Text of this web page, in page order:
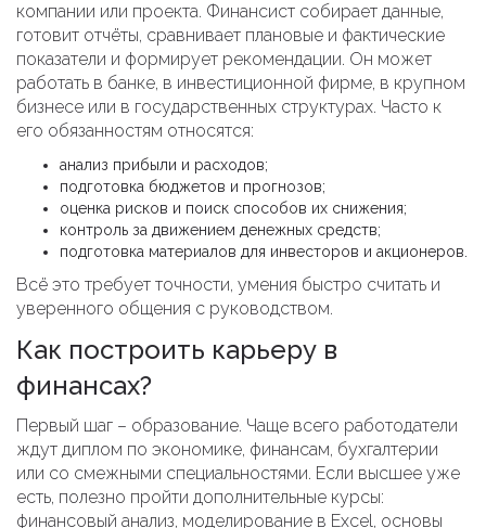
компании или проекта. Финансист собирает данные,
готовит отчёты, сравнивает плановые и фактические
показатели и формирует рекомендации. Он может
работать в банке, в инвестиционной фирме, в крупном
бизнесе или в государственных структурах. Часто к
его обязанностям относятся:
анализ прибыли и расходов;
подготовка бюджетов и прогнозов;
оценка рисков и поиск способов их снижения;
контроль за движением денежных средств;
подготовка материалов для инвесторов и акционеров.
Всё это требует точности, умения быстро считать и
уверенного общения с руководством.
Как построить карьеру в
финансах?
Первый шаг – образование. Чаще всего работодатели
ждут диплом по экономике, финансам, бухгалтерии
или со смежными специальностями. Если высшее уже
есть, полезно пройти дополнительные курсы:
финансовый анализ, моделирование в Excel, основы